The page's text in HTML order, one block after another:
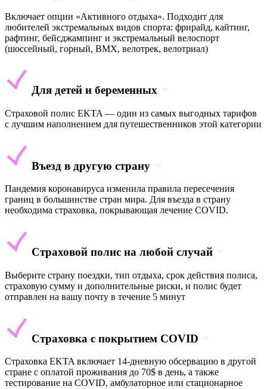
Включает опции «Активного отдыха». Подходит для
любителей экстремальных видов спорта: фрирайд, кайтинг,
рафтинг, бейсджампинг и экстремальный велоспорт
(шоссейный, горный, BMX, велотрек, велотриал)
Для детей и беременных
Страховой полис EKTA — один из самых выгодных тарифов
с лучшим наполнением для путешественников этой категории
Въезд в другую страну
Пандемия коронавируса изменила правила пересечения
границ в большинстве стран мира. Для въезда в страну
необходима страховка, покрывающая лечение COVID.
Страховой полис на любой случай
Выберите страну поездки, тип отдыха, срок действия полиса,
страховую сумму и дополнительные риски, и полис будет
отправлен на вашу почту в течение 5 минут
Страховка с покрытием COVID
Страховка EKTA включает 14-дневную обсервацию в другой
стране с оплатой проживания до 70$ в день, а также
тестирование на COVID, амбулаторное или стационарное